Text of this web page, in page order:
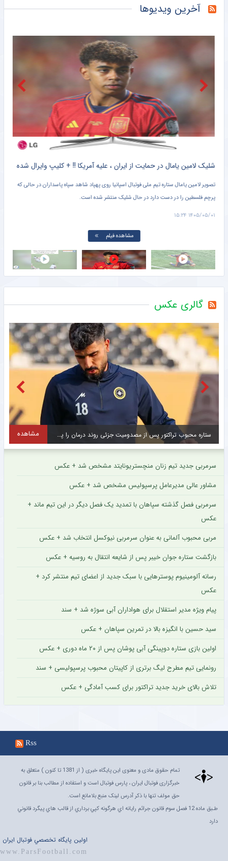
آقای رضاییان؛ حتی با درخشش در جام جهانی قیمت شما ۴۸٬۰۰۰٬۰۰۰٬۰۰۰ تومان است نه ۲۵۰٬۰۰۰٬۰۰۰٬۰۰۰/ قمار رامین جواب نداد؛ از این‌جا رانده از آن‌جا مانده! +عکس
رسمی؛ امید عالیشاه به گل گهر سیرجان پیوست
فیفا توهین‌کنندگان به اینفانتینو را تهدید کرد
خبرگزاری مهر ایران به‌دنبال میزبانی از جام باشگاه‌های فوتسال آسیا
حقوق چند میلیاردی، پاداش سقوط به لیگ یک!
آخرین ویدیوها
شلیک لامین یامال در حمایت از ایران ، علیه آمریکا !! + کلیپ وایرال شده
تصویر لامین یامال ستاره تیم ملی فوتبال اسپانیا روی پهپاد شاهد سپاه پاسداران در حالی که
پرچم فلسطین را در دست دارد در حال شلیک منتشر شده است.
۱۴۰۵/۰۵/۰۱ ۱۵:۲۴
مشاهده فیلم
گالری عکس
ستاره محبوب تراکتور پس از مصدومیت جزئی روند درمان را پشت سر گذاشت + عکس مشاهده
سرمربی جدید تیم زنان منچستریونایتد مشخص شد + عکس
مشاور عالی مدیرعامل پرسپولیس مشخص شد + عکس
سرمربی فصل گذشته سپاهان با تمدید یک فصل دیگر در این تیم ماند +
عکس
مربی محبوب آلمانی به عنوان سرمربی نیوکسل انتخاب شد + عکس
بازگشت ستاره جوان خیبر پس از شایعه انتقال به روسیه + عکس
رسانه آلومینیوم پوسترهایی با سبک جدید از اعضای تیم منتشر کرد +
عکس
پیام ویژه مدیر استقلال برای هواداران آبی سوژه شد + سند
سید حسین با انگیزه بالا در تمرین سپاهان + عکس
اولین بازی ستاره دوپینگی آبی پوشان پس از ۲۰ ماه دوری + عکس
رونمایی تیم مطرح لیگ برتری از کاپیتان محبوب پرسپولیسی + سند
تلاش بالای خرید جدید تراکتور برای کسب آمادگی + عکس
Rss
تمام حقوق مادی و معنوی این پایگاه خبری ( از 1381 تا کنون ) متعلق به
خبرگزاری فوتبال ایران ، پارس فوتبال است و استفاده از مطالب بنا بر قانون
حق مولف تنها با ذکر آدرس لینک منبع بلامانع است.
طـبق ماده 12 فصل سوم قانون جرائم رايانه اي هرگونه کپي برداري از قالب هاي پيگرد قانوني
دارد
اولين پايگاه تخصصي فوتبال ايران
www.ParsFootball.com